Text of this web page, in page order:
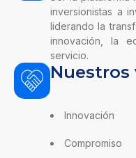
inversionistas a
liderando la
innovación, la
servicio.
Nuestros
Innovación
Compromiso